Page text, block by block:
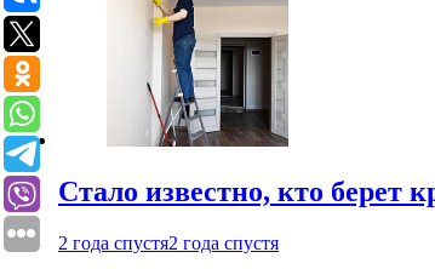
Стало известно, кто берет
2 года спустя2 года спустя